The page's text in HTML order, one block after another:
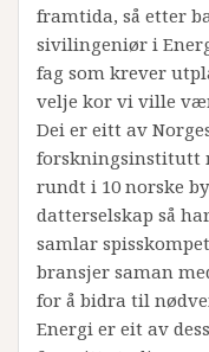
framtida, så etter
sivilingeniør i
fag som krever
velje kor vi ville
Dei er eitt av
forskningsinstitutt
rundt i 10 norske
datterselskap så
samlar
bransjer saman
for å bidra til
Energi er eit av